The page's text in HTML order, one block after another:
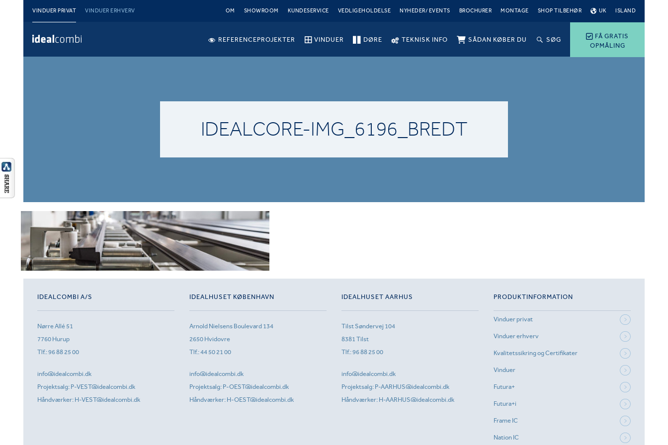
VINDUER PRIVAT VINDUER ERHVERV OM SHOWROOM KUNDESERVICE VEDLIGEHOLDELSE NYHEDER/ EVENTS BROCHURER MONTAGE SHOP TILBEHØR UK ISLAND
FÅ GRATIS
OPMÅLING
REFERENCEPROJEKTER VINDUER DØRE TEKNISK INFO SÅDAN KØBER DU SØG
IDEALCORE-IMG_6196_BREDT
IDEALCOMBI A/S
Nørre Allé 51
7760 Hurup
Tlf.:96 88 25 00
info@idealcombi.dk
Projektsalg: P-VEST@idealcombi.dk
Håndværker: H-VEST@idealcombi.dk
IDEALHUSET KØBENHAVN
Arnold Nielsens Boulevard 134
2650 Hvidovre
Tlf.:44 50 21 00
info@idealcombi.dk
Projektsalg: P-OEST@idealcombi.dk
Håndværker: H-OEST@idealcombi.dk
IDEALHUSET AARHUS
Tilst Søndervej 104
8381 Tilst
Tlf.:96 88 25 00
info@idealcombi.dk
Projektsalg: P-AARHUS@idealcombi.dk
Håndværker: H-AARHUS@idealcombi.dk
PRODUKTINFORMATION
Vinduer privat
Vinduer erhverv
Kvalitetssikring og Certifikater
Vinduer
Futura+
Futura+i
Frame IC
Nation IC